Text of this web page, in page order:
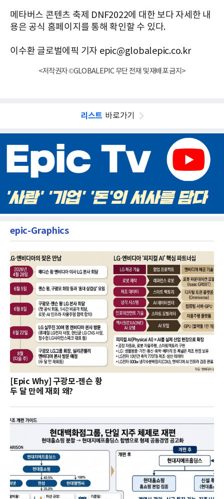
메타버스 콘텐츠 축제 DNF2022에 대한 보다 자세한 내
용은 공식 홈페이지를 통해 확인할 수 있다.
이수환 글로벌에픽 기자 epic@globalepic.co.kr
<저작권자 ©GLOBALEPIC 무단 전재 및 재배포 금지>
리스트 바로가기
epic-Graphics
[Epic Why] 구광모-젠슨 황
두 달 만에 재회 왜?